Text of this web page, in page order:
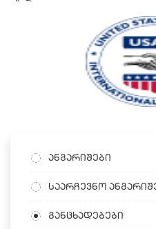
ანგარიშები
საარჩევნო
განცხადებები